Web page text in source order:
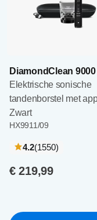
DiamondClean 9000
Elektrische sonische
tandenborstel met
Zwart
HX9911/09
4.2(1550recensies
)
€ 219,99